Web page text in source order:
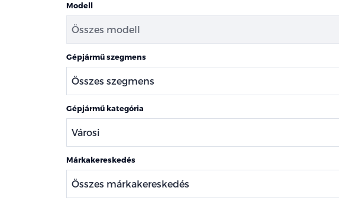
Modell
Gépjármű szegmens
Gépjármű kategória
Márkakereskedés